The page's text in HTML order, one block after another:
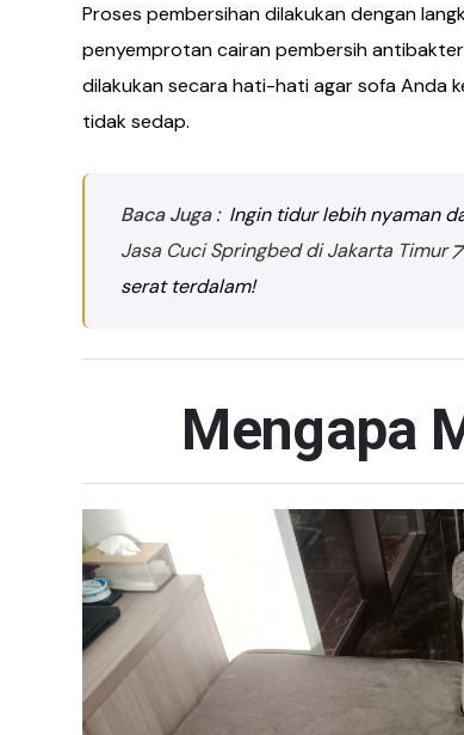
Proses pembersihan dilakukan dengan
penyemprotan cairan pembersih
dilakukan secara hati-hati agar sofa Anda
tidak sedap.
Baca Juga: Ingin tidur lebih nyaman
Jasa Cuci Springbed di Jakarta Timur
serat terdalam!
Mengapa